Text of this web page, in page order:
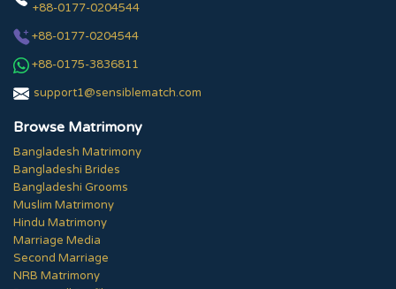
+88-0177-0204544
+88-0177-0204544
+88-0175-3836811
support1@sensiblematch.com
Browse Matrimony
Bangladesh Matrimony
Bangladeshi Brides
Bangladeshi Grooms
Muslim Matrimony
Hindu Matrimony
Marriage Media
Second Marriage
NRB Matrimony